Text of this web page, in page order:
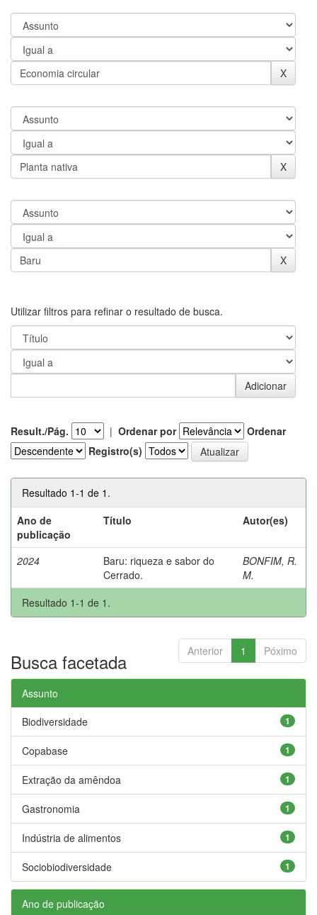
Utilizar filtros para refinar o resultado de busca.
Result./Pág. | Ordenar por
Ordenar
Registro(s)
Resultado 1-1 de 1.
Ano de
publicação
Título Autor(es)
2024
Baru: riqueza e sabor do
Cerrado.
BONFIM, R.
M.
Resultado 1-1 de 1.
Anterior 1 Póximo
Busca facetada
Assunto
1
Biodiversidade
1
Copabase
1
Extração da amêndoa
1
Gastronomia
1
Indústria de alimentos
1
Sociobiodiversidade
Ano de publicação